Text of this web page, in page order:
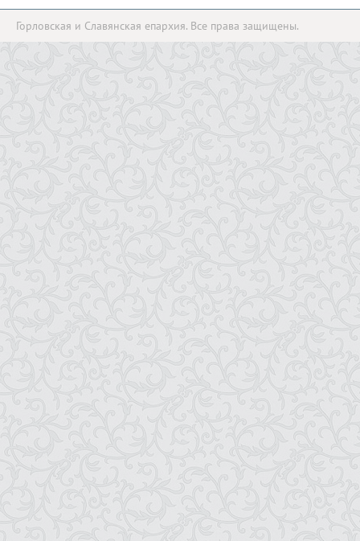
Горловская и Славянская епархия. Все права защищены.